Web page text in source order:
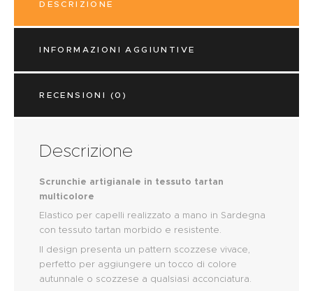
DESCRIZIONE
INFORMAZIONI AGGIUNTIVE
RECENSIONI (0)
Descrizione
Scrunchie artigianale in tessuto tartan
multicolore
Elastico per capelli realizzato a mano in Sardegna
con tessuto tartan morbido e resistente.
Il design presenta un pattern scozzese vivace,
perfetto per aggiungere un tocco di colore
autunnale o scozzese a qualsiasi acconciatura.